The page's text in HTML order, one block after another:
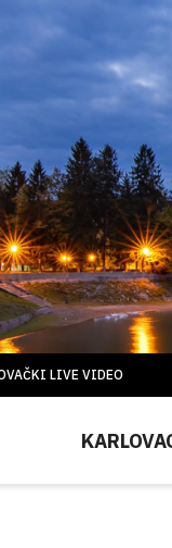
LIVE VIDEO